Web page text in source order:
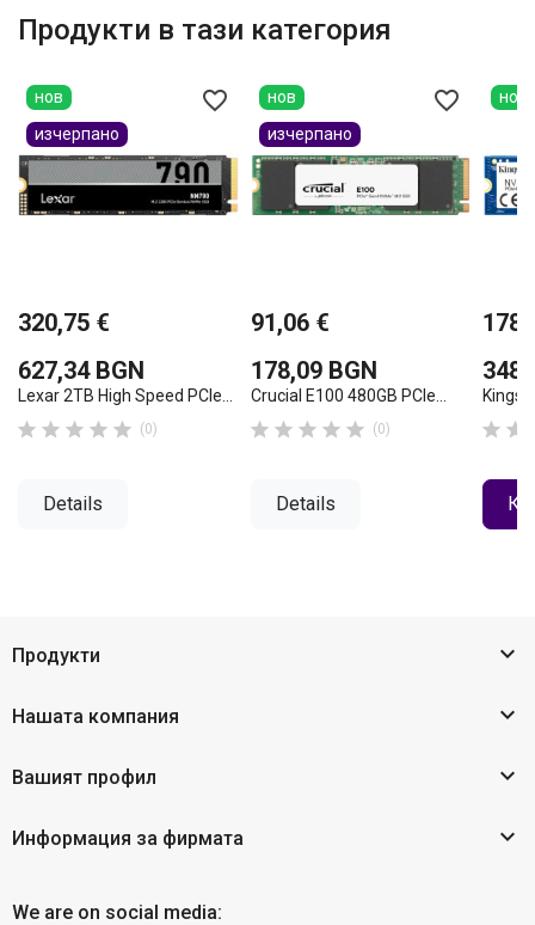
Продукти в тази категория
favorite_border
320,75 €
627,34 BGN
Lexar 2TB High Speed PCIe...
     (0)
Details
нов
изчерпано
favorite_border
91,06 €
178,09 BGN
Crucial E100 480GB PCIe...
     (0)
Details
нов
изчерпано
 
нов
Продукти 
Нашата компания 
Вашият профил 
Информация за фирмата 
We are on social media: